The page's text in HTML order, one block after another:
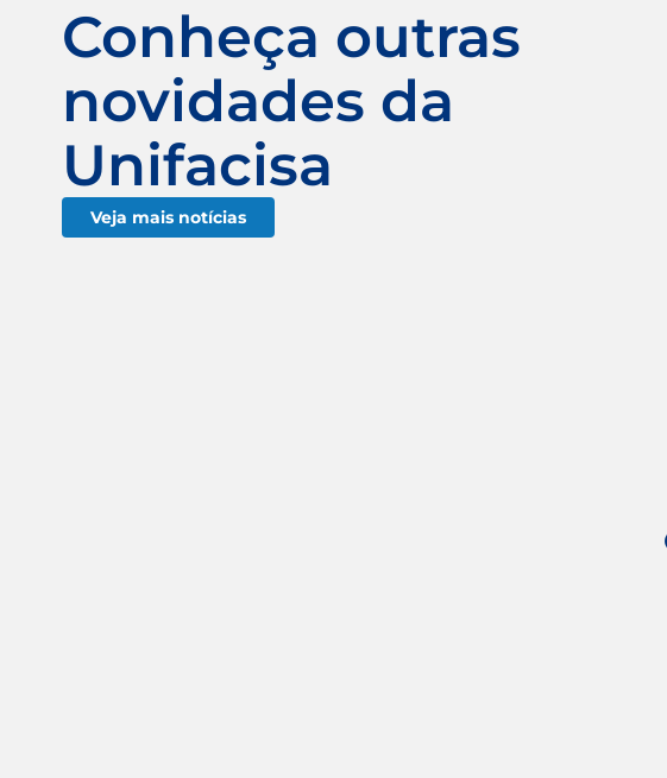
Conheça outras
novidades da
Unifacisa
Veja mais notícias